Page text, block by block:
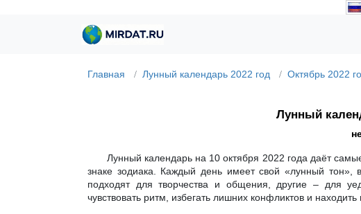
Главная Лунный календарь 2022 год Октябрь 2022
Лунный
Лунный календарь на 10 октября 2022 года даёт
знаке зодиака. Каждый день имеет свой «лунный
подходят для творчества и общения, другие – для
чувствовать ритм, избегать лишних конфликтов и